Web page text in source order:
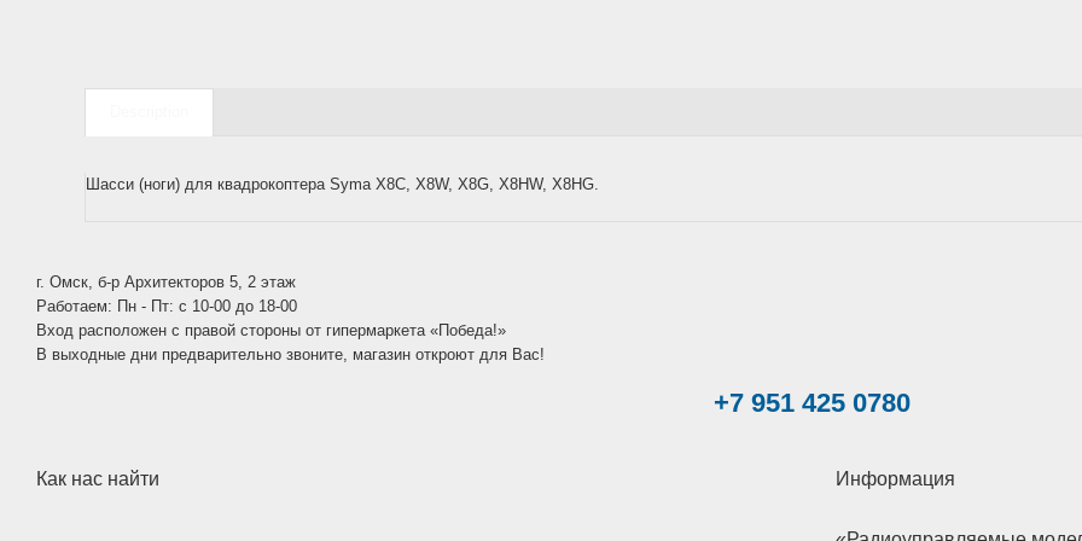
Шасси (ноги) для квадрокоптера Syma X8C, X8W, X8G, X8HW, X8HG.
г. Омск, б-р Архитекторов 5, 2 этаж
Работаем: Пн - Пт: c 10-00 до 18-00
Вход расположен с правой стороны от гипермаркета «Победа!»
В выходные дни предварительно звоните, магазин откроют для Вас!
+7 951 425 0780
Как нас найти Информация